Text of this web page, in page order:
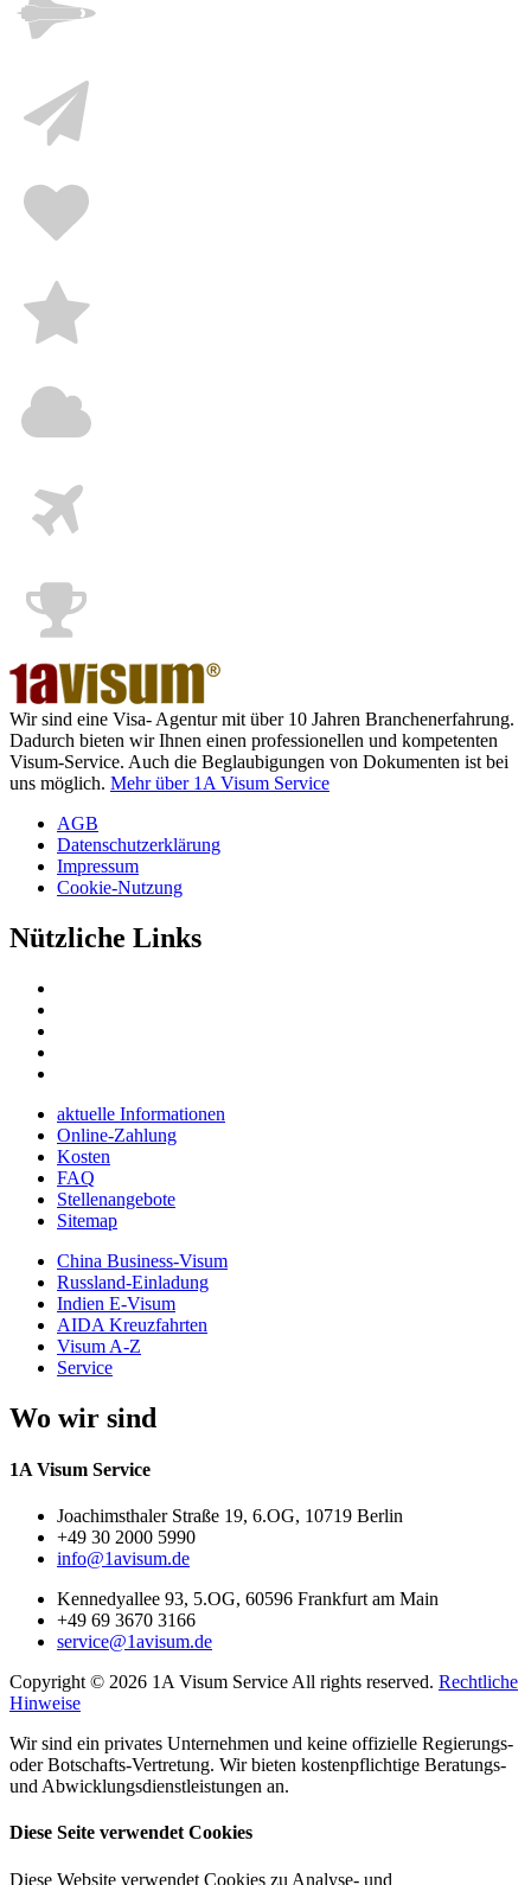
Wir sind eine Visa- Agentur mit über 10 Jahren Branchenerfahrung.
Dadurch bieten wir Ihnen einen professionellen und kompetenten
Visum-Service. Auch die Beglaubigungen von Dokumenten ist bei
uns möglich. Mehr über 1A Visum Service
AGB
Datenschutzerklärung
Impressum
Cookie-Nutzung
Nützliche Links
aktuelle Informationen
Online-Zahlung
Kosten
FAQ
Stellenangebote
Sitemap
China Business-Visum
Russland-Einladung
Indien E-Visum
AIDA Kreuzfahrten
Visum A-Z
Service
Wo wir sind
1A Visum Service
Joachimsthaler Straße 19, 6.OG, 10719 Berlin
+49 30 2000 5990
info@1avisum.de
Kennedyallee 93, 5.OG, 60596 Frankfurt am Main
+49 69 3670 3166
service@1avisum.de
Copyright © 2026 1A Visum Service All rights reserved. Rechtliche
Hinweise
Wir sind ein privates Unternehmen und keine offizielle Regierungs-
oder Botschafts-Vertretung. Wir bieten kostenpflichtige Beratungs-
und Abwicklungsdienstleistungen an.
Diese Seite verwendet Cookies
Diese Website verwendet Cookies zu Analyse- und